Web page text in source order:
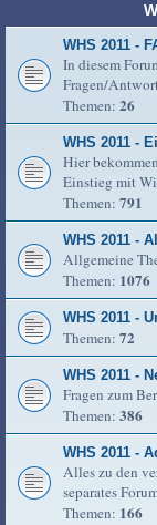
WHS 2011 -
In diesem
Fragen/
Themen: 26
WHS 2011 -
Hier
Einstieg mit
Themen: 791
WHS 2011 -
Allgemeine
Themen: 1076
WHS 2011 -
Themen: 72
WHS 2011 -
Fragen zum
Themen: 386
WHS 2011 -
Alles zu den
separates
Themen: 166